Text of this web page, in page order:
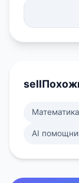
sell
Математика
AI